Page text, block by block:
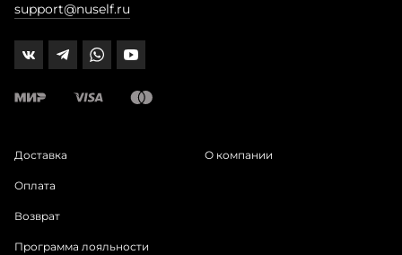
support@nuself.ru
Доставка
Оплата
Возврат
Программа лояльности
О компании